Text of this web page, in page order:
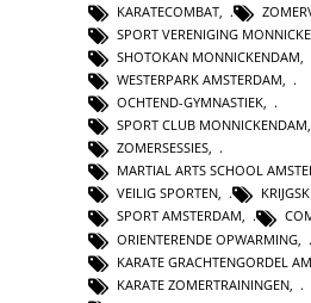
KARATECOMBAT
SPORT VERENIGING
SHOTOKAN MONNICKENDAM,
WESTERPARK AMSTERDAM,
OCHTEND-GYMNASTIEK,
SPORT CLUB MONNICKENDAM,
ZOMERSESSIES,
MARTIAL ARTS SCHOOL
VEILIG SPORTEN,
SPORT AMSTERDAM,
ORIENTERENDE OPWARMING
KARATE GRACHTENGORDEL
KARATE ZOMERTRAININGEN